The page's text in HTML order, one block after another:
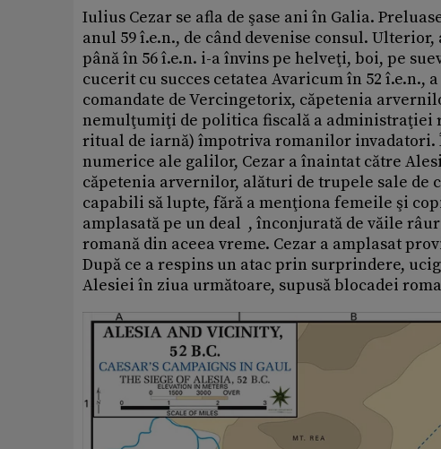
Iulius Cezar se afla de şase ani în Galia.
anul 59 î.e.n., de când devenise consul.
până în 56 î.e.n. i-a învins pe helveţi, boi, pe
cucerit cu succes cetatea Avaricum în 52 î.e.n.,
comandate de Vercingetorix, căpetenia
nemulţumiţi de politica fiscală a
ritual de iarnă) împotriva romanilor
numerice ale galilor, Cezar a înaintat către
căpetenia arvernilor, alături de trupele sale de
capabili să lupte, fără a menţiona femeile şi
amplasată pe un deal , înconjurată de văile
romană din aceea vreme. Cezar a amplasat
După ce a respins un atac prin surprindere,
Alesiei în ziua următoare, supusă blocadei